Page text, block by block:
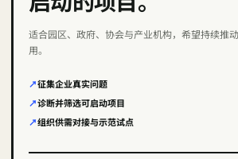
适合园区、政府、协会与产业机构，希望持续推
用。
征集企业真实问题
诊断并筛选可启动项目
组织供需对接与示范试点